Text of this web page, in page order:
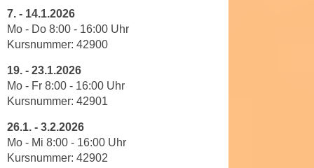
7. - 14.1.2026
Mo - Do 8:00 - 16:00 Uhr
Kursnummer: 42900
19. - 23.1.2026
Mo - Fr 8:00 - 16:00 Uhr
Kursnummer: 42901
26.1. - 3.2.2026
Mo - Mi 8:00 - 16:00 Uhr
Kursnummer: 42902
i
n
e
-
J
u
r
u
c
h
n
U
t
e
r